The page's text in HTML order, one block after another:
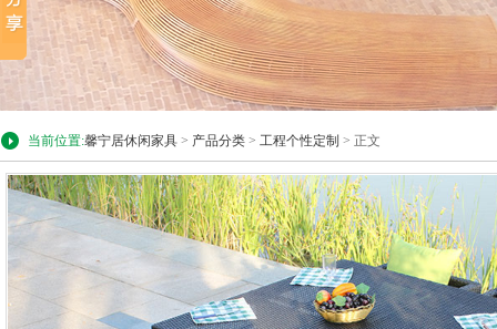
当前位置:馨宁居休闲家具 > 产品分类 > 工程个性定制 > 正文